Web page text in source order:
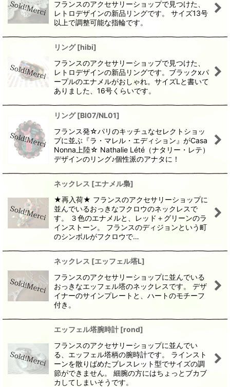
フランスのアクセサリーショップで見つけた、
レトロデザインの新品リングです。 サイズ13号
以上で調整可能な指輪です。
リング [hibi]
フランスのアクセサリーショップで見つけた、
レトロデザインの新品リングです。ブラックxパ
ープルのエナメルがおしゃれ。サイズLと書いて
ありました、16号くらいです。
リング [BI07/NL01]
フランス発☆パリのキッチュなセレクトショッ
プに並ぶ『ラ・マレル・エディション』がCasa
Nonna上陸☆ Nathalie Lété（ナタリー・レテ）
デザインのリング♪個性派のアナタに！
ネックレス [エナメル梟]
★再入荷★ フランスのアクセサリーショップに
並んでいるおっきなフクロウのネックレスで
す。 ３色のエナメルと、レッド＋グリーンのラ
インストーン。 フランスのディジョンという町
のシンボルがフクロウで…
ネックレス [エッフェル塔L]
フランスのアクセサリーショップに並んでいる
おっきなエッフェル塔のネックレスです。 デザ
イナーのサインプレートと、ハートのモチーフ
付き。
エッフェル塔腕時計 [rond]
フランスのアクセサリーショップに並んでい
る、エッフェル塔柄の腕時計です。 ラインスト
ーンを散りばめたブレスレット型でサイズの調
節ができません。 細腕の方にはちょっとブカブ
カしてしまいそうです。